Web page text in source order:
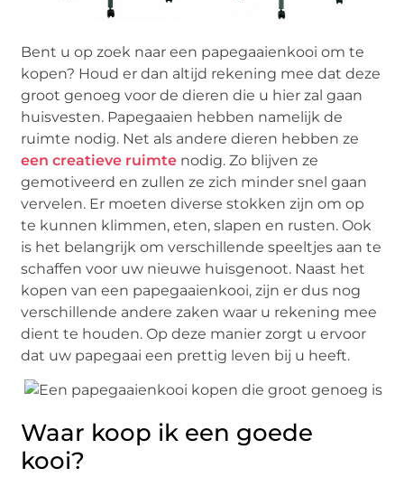
Bent u op zoek naar een papegaaienkooi om te
kopen? Houd er dan altijd rekening mee dat deze
groot genoeg voor de dieren die u hier zal gaan
huisvesten. Papegaaien hebben namelijk de
ruimte nodig. Net als andere dieren hebben ze
een creatieve ruimte nodig. Zo blijven ze
gemotiveerd en zullen ze zich minder snel gaan
vervelen. Er moeten diverse stokken zijn om op
te kunnen klimmen, eten, slapen en rusten. Ook
is het belangrijk om verschillende speeltjes aan te
schaffen voor uw nieuwe huisgenoot. Naast het
kopen van een papegaaienkooi, zijn er dus nog
verschillende andere zaken waar u rekening mee
dient te houden. Op deze manier zorgt u ervoor
dat uw papegaai een prettig leven bij u heeft.
Waar koop ik een goede
kooi?